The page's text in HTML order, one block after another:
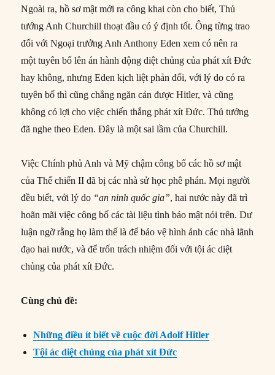
Ngoài ra, hồ sơ mật mới ra công khai còn cho biết, Thủ
tướng Anh Churchill thoạt đầu có ý định tốt. Ông từng trao
đổi với Ngoại trưởng Anh Anthony Eden xem có nên ra
một tuyên bố lên án hành động diệt chủng của phát xít Đức
hay không, nhưng Eden kịch liệt phản đối, với lý do có ra
tuyên bố thì cũng chẳng ngăn cản được Hitler, và cũng
không có lợi cho việc chiến thắng phát xít Đức. Thủ tướng
đã nghe theo Eden. Đây là một sai lầm của Churchill.
Việc Chính phủ Anh và Mỹ chậm công bố các hồ sơ mật
của Thế chiến II đã bị các nhà sử học phê phán. Mọi người
đều biết, với lý do “an ninh quốc gia”, hai nước này đã trì
hoãn mãi việc công bố các tài liệu tình báo mật nói trên. Dư
luận ngờ rằng họ làm thế là để bảo vệ hình ảnh các nhà lãnh
đạo hai nước, và để trốn trách nhiệm đối với tội ác diệt
chủng của phát xít Đức.
Cùng chủ đề:
Những điều ít biết về cuộc đời Adolf Hitler
Tội ác diệt chủng của phát xít Đức